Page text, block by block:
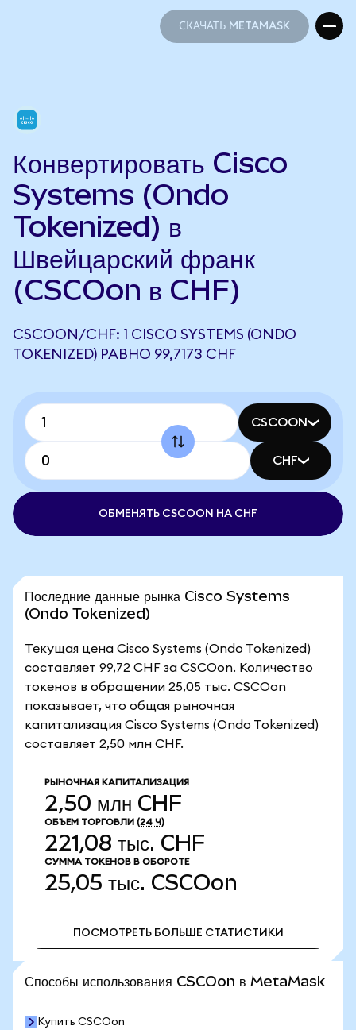
СКАЧАТЬ METAMASK
Конвертировать Cisco
Systems (Ondo
Tokenized) в
Швейцарский франк
(CSCOon в CHF)
CSCOON/CHF: 1 CISCO SYSTEMS (ONDO
TOKENIZED) РАВНО 99,7173 CHF
CSCOON
CHF
ОБМЕНЯТЬ CSCOON НА CHF
Последние данные рынка Cisco Systems
(Ondo Tokenized)
Текущая цена Cisco Systems (Ondo Tokenized)
составляет 99,72 CHF за CSCOon. Количество
токенов в обращении 25,05 тыс. CSCOon
показывает, что общая рыночная
капитализация Cisco Systems (Ondo Tokenized)
составляет 2,50 млн CHF.
РЫНОЧНАЯ КАПИТАЛИЗАЦИЯ
2,50 млн CHF
ОБЪЕМ ТОРГОВЛИ (24 Ч)
221,08 тыс. CHF
СУММА ТОКЕНОВ В ОБОРОТЕ
25,05 тыс. CSCOon
ПОСМОТРЕТЬ БОЛЬШЕ СТАТИСТИКИ
Способы использования CSCOon в MetaMask
Купить CSCOon